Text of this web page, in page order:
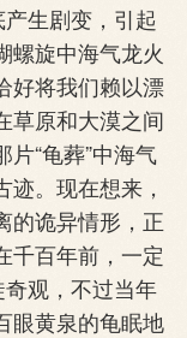
生剧变，引起
螺旋中海气龙火
好将我们赖以漂
草原和大漠之间
“龟葬”中海气
。现在想来，
的诡异情形，正
千百年前，一定
奇观，不过当年
眼黄泉的龟眠地